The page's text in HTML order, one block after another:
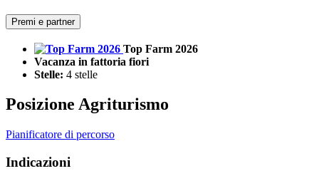
Premi e partner
Top Farm 2026
Vacanza in fattoria fiori
Stelle: 4 stelle
Posizione Agriturismo
Pianificatore di percorso
Indicazioni